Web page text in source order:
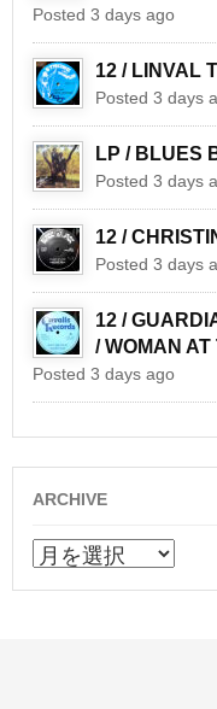
Posted 3 days ago
12 / LINVAL
Posted 3 days
LP / BLUES
Posted 3 days
12 /
Posted 3 days
12 /
/ WOMAN
Posted 3 days ago
ARCHIVE
ARCHIVE